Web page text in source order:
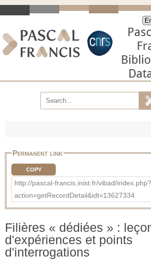
Permanent link
COPY
http://pascal-francis.inist.fr/vibad/index.php?
action=getRecordDetail&idt=13627334
Filières « dédiées » :
d'expériences et points
d'interrogations